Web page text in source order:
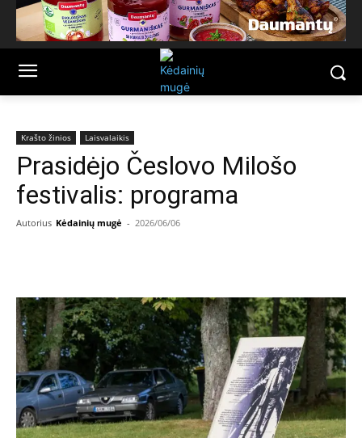
Krašto žinios Laisvalaikis
Prasidėjo Česlovo Milošo
festivalis: programa
Autorius Kėdainių mugė - 2026/06/06